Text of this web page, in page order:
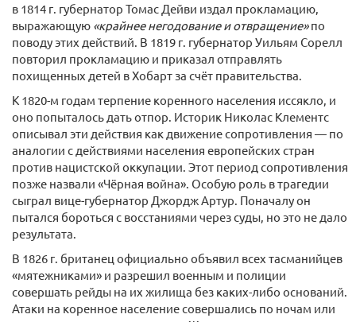
в 1814 г. губернатор Томас Дейви издал прокламацию,
выражающую «крайнее негодование и отвращение»по
поводу этих действий. В 1819 г. губернатор Уильям Сорелл
повторил прокламацию и приказал отправлять
похищенных детей в Хобарт за счёт правительства.
К 1820-м годам терпение коренного населения иссякло, и
оно попыталось дать отпор. Историк Николас Клементс
описывал эти действия как движение сопротивления — по
аналогии с действиями населения европейских стран
против нацистской оккупации. Этот период сопротивления
позже назвали «Чёрная война». Особую роль в трагедии
сыграл вице-губернатор Джордж Артур. Поначалу он
пытался бороться с восстаниями через суды, но это не дало
результата.
В 1826 г. британец официально объявил всех тасманийцев
«мятежниками» и разрешил военным и полиции
совершать рейды на их жилища без каких-либо оснований.
Атаки на коренное население совершались по ночам или